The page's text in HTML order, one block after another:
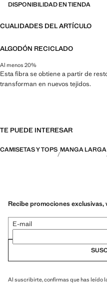
DISPONIBILIDAD EN TIENDA
CUALIDADES DEL ARTÍCULO
ALGODÓN RECICLADO
Al menos 20%
Esta fibra se obtiene a partir de
transforman en nuevos tejidos.
TE PUEDE INTERESAR
CAMISETAS Y TOPS MANGA LARGA
Recibe promociones
E-mail
Al suscribirte, confirmas que has leído